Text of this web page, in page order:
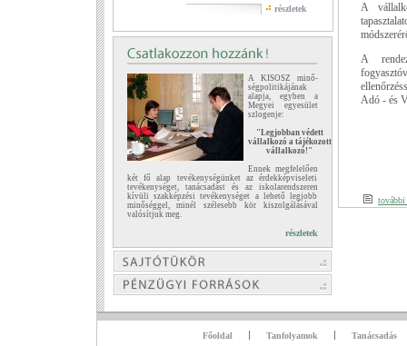
részletek
A KISOSZ minő-
ségpolitikájának
alapja, egyben a
Megyei egyesület
szlogenje:
"Legjobban védett
vállalkozó a tájékozott
vállalkozó!"
Ennek megfelelően
két fő alap tevékenységünket az érdekképviseleti
tevékenységet, tanácsadást és az iskolarendszeren
kívüli szakképzési tevékenységet a lehető legjobb
minőséggel, minél szélesebb kör kiszolgálásával
valósítjuk meg.
részletek
A
A
Adó - és
Főoldal Tanfolyamok Tanácsadás